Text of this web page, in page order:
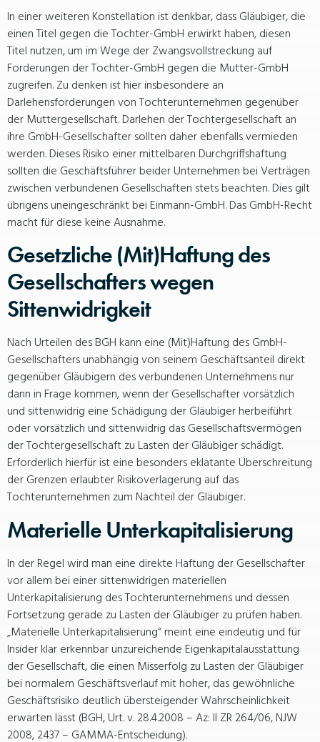
In einer weiteren Konstellation ist denkbar, dass Gläubiger, die
einen Titel gegen die Tochter-GmbH erwirkt haben, diesen
Titel nutzen, um im Wege der Zwangsvollstreckung auf
Forderungen der Tochter-GmbH gegen die Mutter-GmbH
zugreifen. Zu denken ist hier insbesondere an
Darlehensforderungen von Tochterunternehmen gegenüber
der Muttergesellschaft. Darlehen der Tochtergesellschaft an
ihre GmbH-Gesellschafter sollten daher ebenfalls vermieden
werden. Dieses Risiko einer mittelbaren Durchgriffshaftung
sollten die Geschäftsführer beider Unternehmen bei Verträgen
zwischen verbundenen Gesellschaften stets beachten. Dies gilt
übrigens uneingeschränkt bei Einmann-GmbH. Das GmbH-Recht
macht für diese keine Ausnahme.
Gesetzliche (Mit)Haftung des
Gesellschafters wegen
Sittenwidrigkeit
Nach Urteilen des BGH kann eine (Mit)Haftung des GmbH-
Gesellschafters unabhängig von seinem Geschäftsanteil direkt
gegenüber Gläubigern des verbundenen Unternehmens nur
dann in Frage kommen, wenn der Gesellschafter vorsätzlich
und sittenwidrig eine Schädigung der Gläubiger herbeiführt
oder vorsätzlich und sittenwidrig das Gesellschaftsvermögen
der Tochtergesellschaft zu Lasten der Gläubiger schädigt.
Erforderlich hierfür ist eine besonders eklatante Überschreitung
der Grenzen erlaubter Risikoverlagerung auf das
Tochterunternehmen zum Nachteil der Gläubiger.
Materielle Unterkapitalisierung
In der Regel wird man eine direkte Haftung der Gesellschafter
vor allem bei einer sittenwidrigen materiellen
Unterkapitalisierung des Tochterunternehmens und dessen
Fortsetzung gerade zu Lasten der Gläubiger zu prüfen haben.
„Materielle Unterkapitalisierung“ meint eine eindeutig und für
Insider klar erkennbar unzureichende Eigenkapitalausstattung
der Gesellschaft, die einen Misserfolg zu Lasten der Gläubiger
bei normalem Geschäftsverlauf mit hoher, das gewöhnliche
Geschäftsrisiko deutlich übersteigender Wahrscheinlichkeit
erwarten lässt (BGH, Urt. v. 28.4.2008 – Az: II ZR 264/06, NJW
2008, 2437 – GAMMA-Entscheidung).